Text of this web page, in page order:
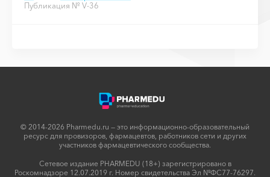
Публикация № V-36
© 2014-2026 Pharmedu.ru — это информационно-образовательный
ресурс для провизоров, фармацевтов, работников сети и других
участников фармацевтического сообщества.
Сетевое издание PHARMEDU (18+) зарегистрировано в
Роскомнадзоре 12.07.2019 г. Номер свидетельства Эл №ФС77-76297.